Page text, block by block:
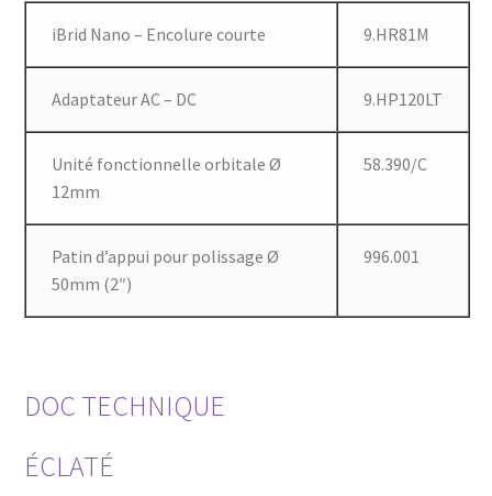
iBrid Nano – Encolure courte 9.HR81M
Adaptateur AC – DC 9.HP120LT
Unité fonctionnelle orbitale Ø
12mm
58.390/C
Patin d’appui pour polissage Ø
50mm (2″)
996.001
DOC TECHNIQUE
ÉCLATÉ